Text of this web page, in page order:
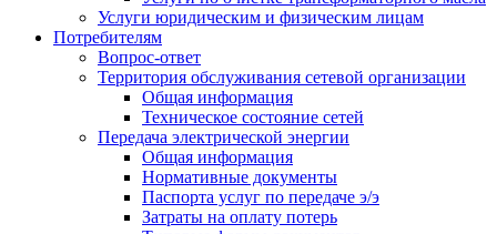
Услуги юридическим и физическим лицам
Потребителям
Вопрос-ответ
Территория обслуживания сетевой организации
Общая информация
Техническое состояние сетей
Передача электрической энергии
Общая информация
Нормативные документы
Паспорта услуг по передаче э/э
Затраты на оплату потерь